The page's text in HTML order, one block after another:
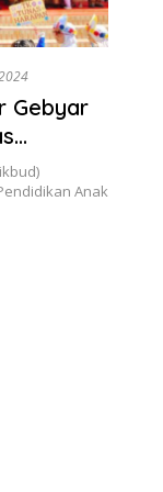
Gebyar
Anak